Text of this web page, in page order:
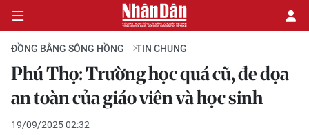
CHÍNH TRỊ
KINH TẾ
ĐỒNG BẰNG SÔNG HỒNG TIN CHUNG
Phú Thọ: Trường học quá cũ, đe dọa
an toàn của giáo viên và học sinh
19/09/2025 02:32